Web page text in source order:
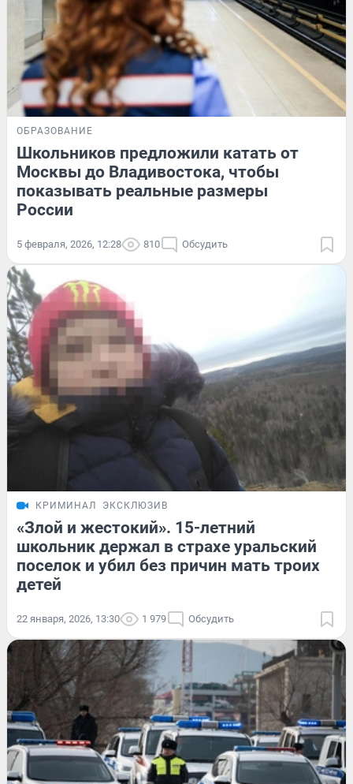
ОБРАЗОВАНИЕ
Школьников предложили катать от
Москвы до Владивостока, чтобы
показывать реальные размеры
России
5 февраля, 2026, 12:28 810 Обсудить
КРИМИНАЛ ЭКСКЛЮЗИВ
«Злой и жестокий». 15-летний
школьник держал в страхе уральский
поселок и убил без причин мать троих
детей
22 января, 2026, 13:30 1 979 Обсудить